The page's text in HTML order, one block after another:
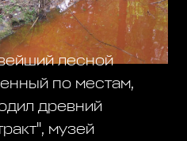
лесной
по местам,
древний
музей